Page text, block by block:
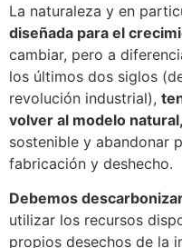
La naturaleza y en
diseñada para el
cambiar, pero a
los últimos dos siglos
revolución industrial),
volver al modelo
sostenible y abandonar
fabricación y deshecho.
Debemos
utilizar los recursos
propios desechos de la